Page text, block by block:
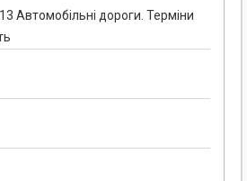
Автомобільні дороги. Терміни